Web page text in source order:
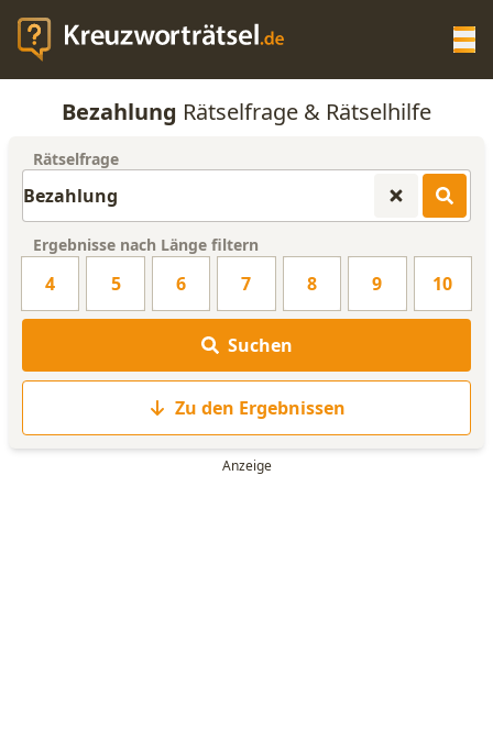
KREUZWORTRÄTSEL-HILFE
WORTLISTE
Bezahlung Rätselfrage & Rätselhilfe
Rätselfrage
Ergebnisse nach Länge filtern
4 5 6 7 8 9 10
Suchen
Zu den Ergebnissen